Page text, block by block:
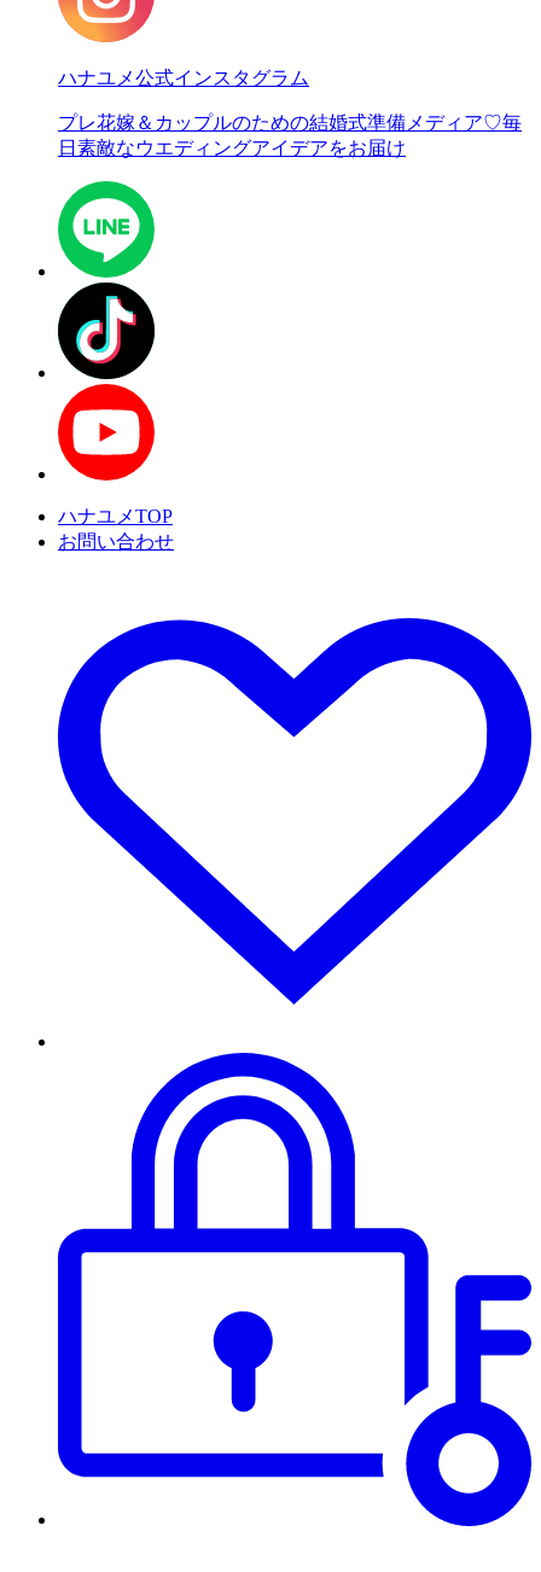
ハナユメ公式インスタグラム
プレ花嫁＆カップルのための結婚式準備メディア♡毎
日素敵なウエディングアイデアをお届け
ハナユメTOP
お問い合わせ